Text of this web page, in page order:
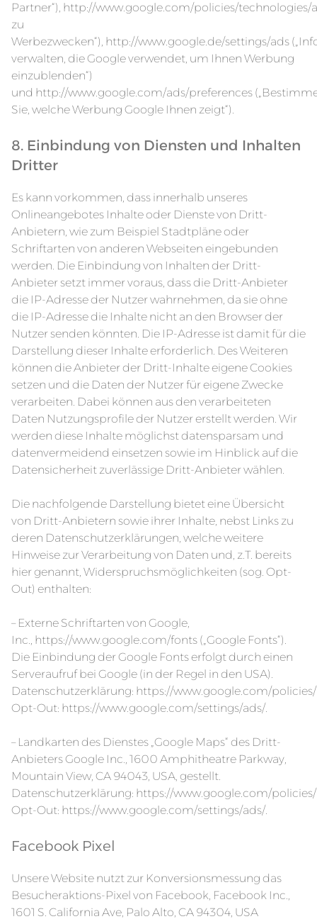
Partner“), http://www.google.com/policies/technologies/
zu
Werbezwecken“), http://www.google.de/settings/ads
verwalten, die Google verwendet, um Ihnen Werbung
einzublenden“)
und http://www.google.com/ads/preferences
Sie, welche Werbung Google Ihnen zeigt“).
8. Einbindung von Diensten und Inhalten
Dritter
Es kann vorkommen, dass innerhalb unseres
Onlineangebotes Inhalte oder Dienste von Dritt-
Anbietern, wie zum Beispiel Stadtpläne oder
Schriftarten von anderen Webseiten eingebunden
werden. Die Einbindung von Inhalten der Dritt-
Anbieter setzt immer voraus, dass die Dritt-Anbieter
die IP-Adresse der Nutzer wahrnehmen, da sie ohne
die IP-Adresse die Inhalte nicht an den Browser der
Nutzer senden könnten. Die IP-Adresse ist damit für die
Darstellung dieser Inhalte erforderlich. Des Weiteren
können die Anbieter der Dritt-Inhalte eigene Cookies
setzen und die Daten der Nutzer für eigene Zwecke
verarbeiten. Dabei können aus den verarbeiteten
Daten Nutzungsprofile der Nutzer erstellt werden. Wir
werden diese Inhalte möglichst datensparsam und
datenvermeidend einsetzen sowie im Hinblick auf die
Datensicherheit zuverlässige Dritt-Anbieter wählen.
Die nachfolgende Darstellung bietet eine Übersicht
von Dritt-Anbietern sowie ihrer Inhalte, nebst Links zu
deren Datenschutzerklärungen, welche weitere
Hinweise zur Verarbeitung von Daten und, z.T. bereits
hier genannt, Widerspruchsmöglichkeiten (sog. Opt-
Out) enthalten:
– Externe Schriftarten von Google,
Inc., https://www.google.com/fonts („Google Fonts“).
Die Einbindung der Google Fonts erfolgt durch einen
Serveraufruf bei Google (in der Regel in den USA).
Datenschutzerklärung: https://www.google.com/
Opt-Out: https://www.google.com/settings/ads/.
– Landkarten des Dienstes „Google Maps“ des Dritt-
Anbieters Google Inc., 1600 Amphitheatre Parkway,
Mountain View, CA 94043, USA, gestellt.
Datenschutzerklärung: https://www.google.com/
Opt-Out: https://www.google.com/settings/ads/.
Facebook Pixel
Unsere Website nutzt zur Konversionsmessung das
Besucheraktions-Pixel von Facebook, Facebook Inc.,
1601 S. California Ave, Palo Alto, CA 94304, USA